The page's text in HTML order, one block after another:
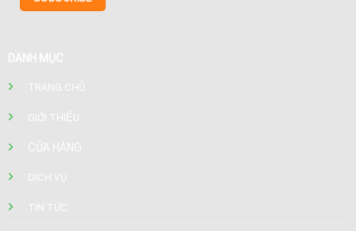
DANH MỤC
TRANG CHỦ
GIỚI THIỆU
CỬA HÀNG
DỊCH VỤ
TIN TỨC